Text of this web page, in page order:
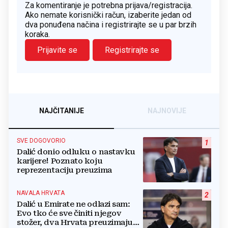
Za komentiranje je potrebna prijava/registracija.
Ako nemate korisnički račun, izaberite jedan od
dva ponuđena načina i registrirajte se u par brzih
koraka.
Prijavite se
Registrirajte se
NAJČITANIJE NAJNOVIJE
1
SVE DOGOVORIO
Dalić donio odluku o nastavku
karijere! Poznato koju
reprezentaciju preuzima
2
NAVALA HRVATA
Dalić u Emirate ne odlazi sam:
Evo tko će sve činiti njegov
stožer, dva Hrvata preuzimaju